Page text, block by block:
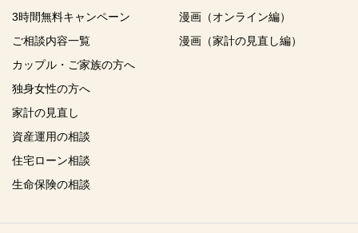
3時間無料キャンペーン
ご相談内容一覧
カップル・ご家族の方へ
独身女性の方へ
家計の見直し
資産運用の相談
住宅ローン相談
生命保険の相談
漫画（オンライン編）
漫画（家計の見直し編）